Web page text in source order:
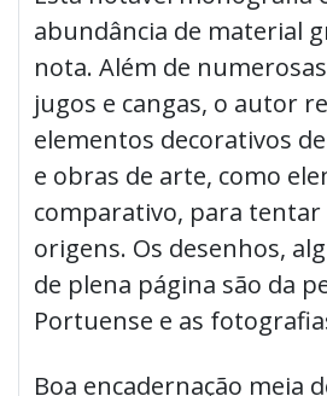
abundância de material
nota. Além de
jugos e cangas, o autor
elementos decorativos
e obras de arte, como
comparativo, para tentar
origens. Os desenhos,
de plena página são da
Portuense e as
Boa encadernação meia